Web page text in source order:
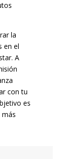
la
en el
A
con tu
es
más